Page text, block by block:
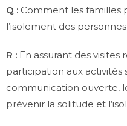
Q : Comment les familles
l’isolement des
R : En assurant des visites
participation aux
communication ouverte,
prévenir la solitude et